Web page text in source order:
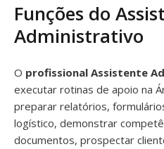
Funções do
Administrativo
O profissional Assistente
executar rotinas de apoio na
preparar relatórios,
logístico, demonstrar
documentos, prospectar